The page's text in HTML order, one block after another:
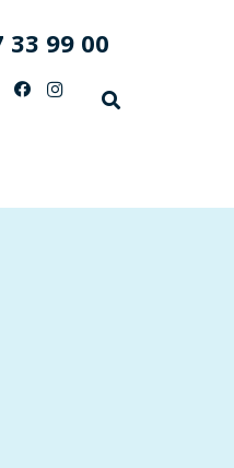
33 99 00